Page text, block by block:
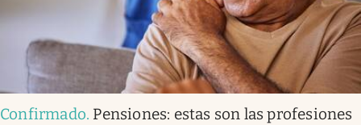
Confirmado. Pensiones: estas son las profesiones